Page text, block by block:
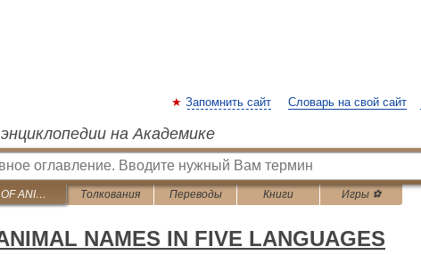
Запомнить сайт Словарь на свой сайт
на Академике
DICTIONARY OF ANIMAL NAMES IN FIVE LANGUAGES Толкования Переводы Книги Игры ⚽
NAMES IN FIVE LANGUAGES